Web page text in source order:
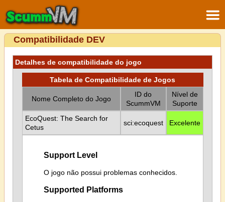
Compatibilidade DEV
Detalhes de compatibilidade do jogo
Tabela de Compatibilidade de Jogos
Nome Completo do Jogo
ID do
ScummVM
Nível de
Suporte
EcoQuest: The Search for
Cetus
sci:ecoquest Excelente
Support Level
O jogo não possui problemas conhecidos.
Supported Platforms